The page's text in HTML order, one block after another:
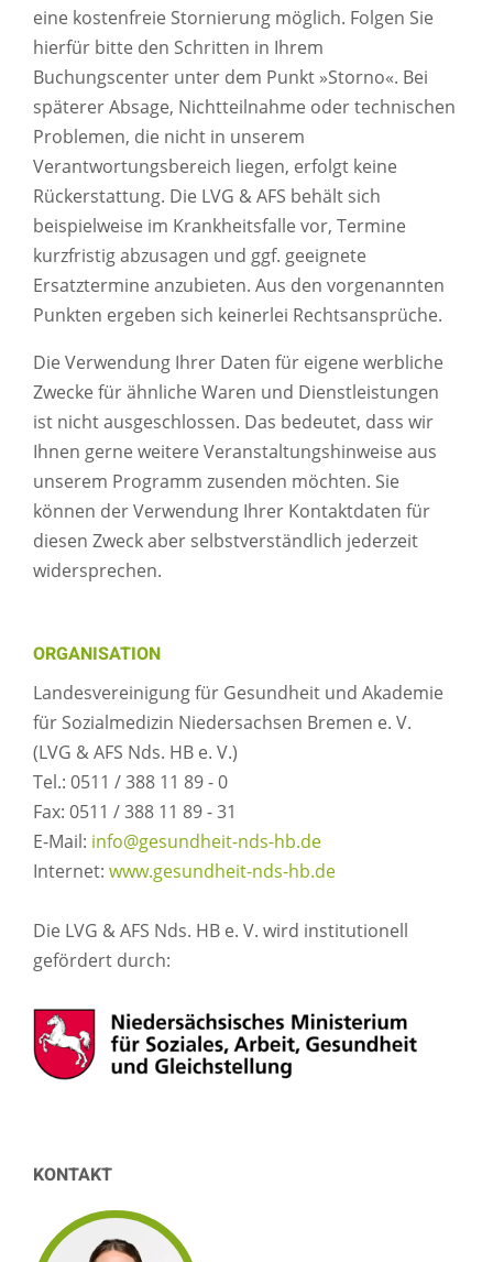
eine kostenfreie Stornierung möglich. Folgen Sie
hierfür bitte den Schritten in Ihrem
Buchungscenter unter dem Punkt »Storno«. Bei
späterer Absage, Nichtteilnahme oder technischen
Problemen, die nicht in unserem
Verantwortungsbereich liegen, erfolgt keine
Rückerstattung. Die LVG & AFS behält sich
beispielweise im Krankheitsfalle vor, Termine
kurzfristig abzusagen und ggf. geeignete
Ersatztermine anzubieten. Aus den vorgenannten
Punkten ergeben sich keinerlei Rechtsansprüche.
Die Verwendung Ihrer Daten für eigene werbliche
Zwecke für ähnliche Waren und Dienstleistungen
ist nicht ausgeschlossen. Das bedeutet, dass wir
Ihnen gerne weitere Veranstaltungshinweise aus
unserem Programm zusenden möchten. Sie
können der Verwendung Ihrer Kontaktdaten für
diesen Zweck aber selbstverständlich jederzeit
widersprechen.
ORGANISATION
Landesvereinigung für Gesundheit und Akademie
für Sozialmedizin Niedersachsen Bremen e. V.
(LVG & AFS Nds. HB e. V.)
Tel.: 0511 / 388 11 89 - 0
Fax: 0511 / 388 11 89 - 31
E-Mail: info@gesundheit-nds-hb.de
Internet: www.gesundheit-nds-hb.de
Die LVG & AFS Nds. HB e. V. wird institutionell
gefördert durch:
KONTAKT